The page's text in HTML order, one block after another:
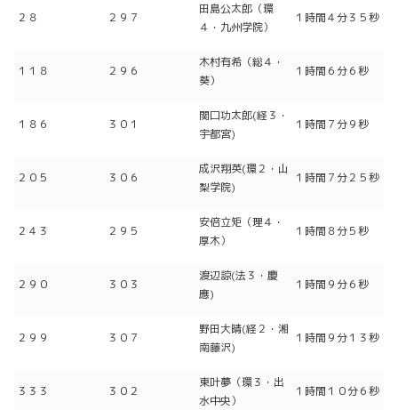
２８ ２９７
田島公太郎（環
４・九州学院）
１時間４分３５秒
１１８ ２９６
木村有希（総４・
葵）
１時間６分６秒
１８６ ３０１
関口功太郎(経３・
宇都宮)
１時間７分９秒
２０５ ３０６
成沢翔英(環２・山
梨学院)
１時間７分２５秒
２４３ ２９５
安倍立矩（理４・
厚木）
１時間８分５秒
２９０ ３０３
渡辺諒(法３・慶
應)
１時間９分６秒
２９９ ３０７
野田大晴(経２・湘
南藤沢)
１時間９分１３秒
３３３ ３０２
東叶夢（環３・出
水中央）
１時間１０分６秒